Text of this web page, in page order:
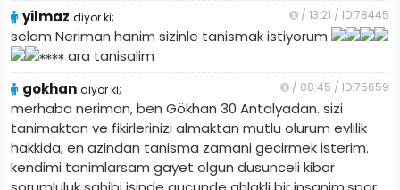
yilmaz diyor ki; / 13:21 / ID:78445
selam Neriman hanim sizinle tanismak istiyorum
ara tanisalim
gokhan diyor ki; / 08:45 / ID:75659
merhaba neriman, ben Gökhan 30 Antalyadan. sizi
tanimaktan ve fikirlerinizi almaktan mutlu olurum evlilik
hakkida, en azindan tanisma zamani gecirmek isterim.
kendimi tanimlarsam gayet olgun dusunceli kibar